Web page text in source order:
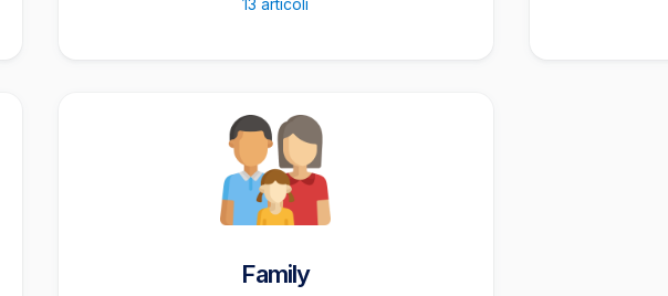
13 articoli
Family